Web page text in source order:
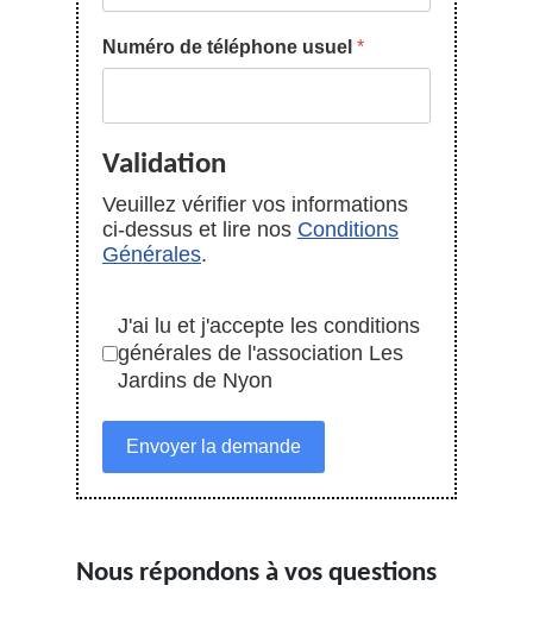
Numéro de téléphone usuel *
Validation
Veuillez vérifier vos informations
ci-dessus et lire nos Conditions
Générales.
J'ai lu et j'accepte les conditions
générales de l'association Les
Jardins de Nyon
Envoyer la demande
Nous répondons à vos questions